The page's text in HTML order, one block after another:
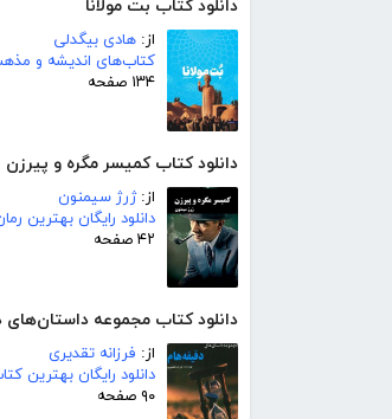
دانلود کتاب بت مولانا
از: هادی بیگدلی
کتاب‌های اندیشه و
۱۳۴ صفحه
دانلود کتاب کمیسر مگره و پیرزن
از:ژرژ سیمنون
دانلود رایگان بهترین
۴۲ صفحه
دانلود کتاب مجموعه داستان‌های
از: فرزانه تقدیری
دانلود رایگان بهترین
۹۰ صفحه